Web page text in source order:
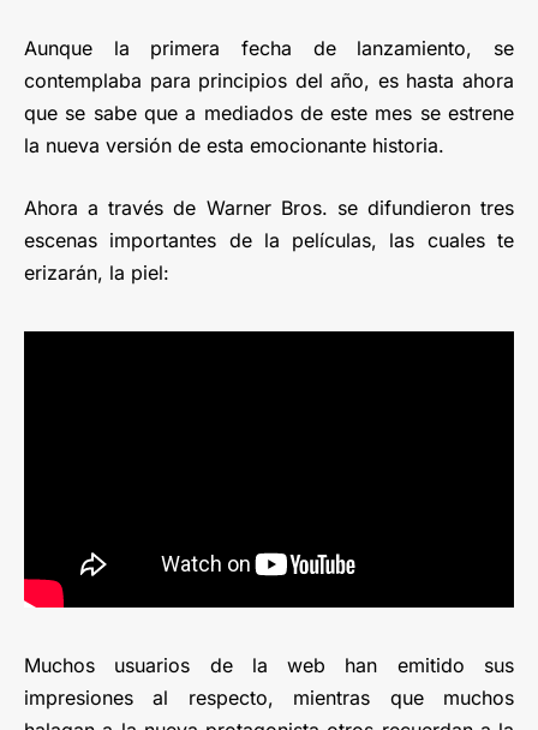
Aunque la primera fecha de lanzamiento, se
contemplaba para principios del año, es hasta ahora
que se sabe que a mediados de este mes se estrene
la nueva versión de esta emocionante historia.
Ahora a través de Warner Bros. se difundieron tres
escenas importantes de la películas, las cuales te
erizarán, la piel:
Muchos usuarios de la web han emitido sus
impresiones al respecto, mientras que muchos